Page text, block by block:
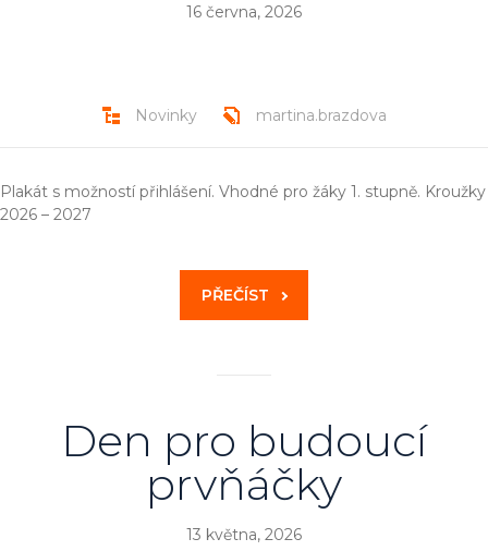
16 června, 2026
Novinky martina.brazdova
Plakát s možností přihlášení. Vhodné pro žáky 1. stupně. Kroužky
2026 – 2027
PŘEČÍST
Den pro budoucí
prvňáčky
13 května, 2026